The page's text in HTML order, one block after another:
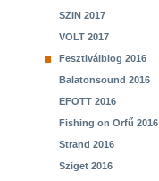
SZIN 2017
VOLT 2017
Fesztiválblog 2016
Balatonsound 2016
EFOTT 2016
Fishing on Orfű 2016
Strand 2016
Sziget 2016